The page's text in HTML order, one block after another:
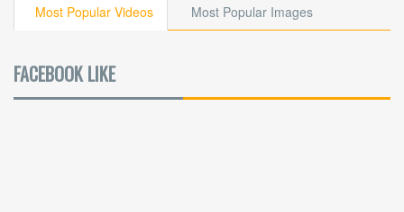
Most Popular Videos Most Popular Images
FACEBOOK LIKE